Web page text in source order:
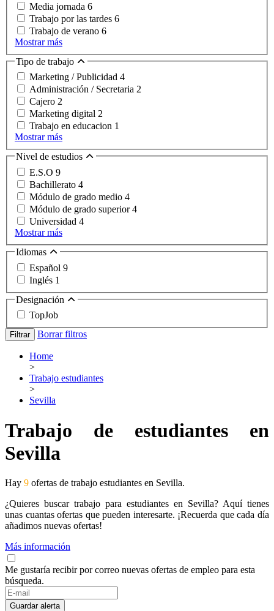
Media jornada 6
Trabajo por las tardes 6
Trabajo de verano 6
Mostrar más
Tipo de trabajo
Marketing / Publicidad 4
Administración / Secretaria 2
Cajero 2
Marketing digital 2
Trabajo en educacion 1
Mostrar más
Nivel de estudios
E.S.O 9
Bachillerato 4
Módulo de grado medio 4
Módulo de grado superior4
Universidad 4
Mostrar más
Idiomas
Español 9
Inglés 1
Designación
TopJob
Filtrar Borrar filtros
Home
>
Trabajo estudiantes
>
Sevilla
Trabajo de estudiantes en
Sevilla
Hay 9 ofertas de trabajo estudiantes en Sevilla.
¿Quieres buscar trabajo para estudiantes en Sevilla? Aquí tienes
unas cuantas ofertas que pueden interesarte. ¡Recuerda que cada día
añadimos nuevas ofertas!
Más información
Me gustaría recibir por correo nuevas ofertas de empleo para esta
búsqueda.
If
you
Guardar alerta